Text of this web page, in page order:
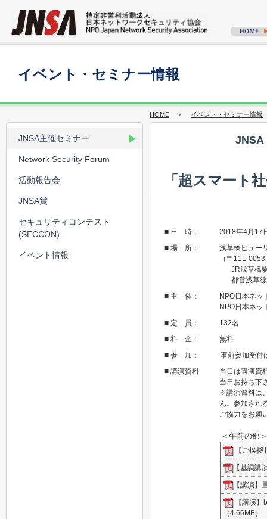
イベント・セミナー情報
HOME ＞ イベント・セミナー情報
JNSA
「超スマート
■ 日 時：
2018年4月17
■ 場 所：
浅草橋ヒュー
（〒111-
JR浅草橋
都営浅草
■ 主 催：
NPO日本ネ
NPO日本ネ
■ 定 員：
132名
■ 料 金：
無料
■ 参 加：
事前参加受付
■ 講演資料
当日は講演資
当日お持ち下
※講演資料は
ん。参加され
ご協力をお願
＜午前の部
【ご挨
【基調
【講演
【講演
（4.66MB）
JNSA主催セミナー
Network Security Forum
活動報告会
JNSA賞
セキュリティコンテスト
(SECCON)
イベント情報